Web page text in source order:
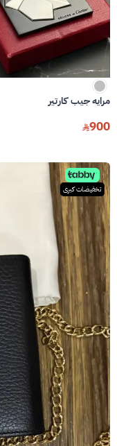
مرايه جيب كارتير
900
تخفيضات كبرى